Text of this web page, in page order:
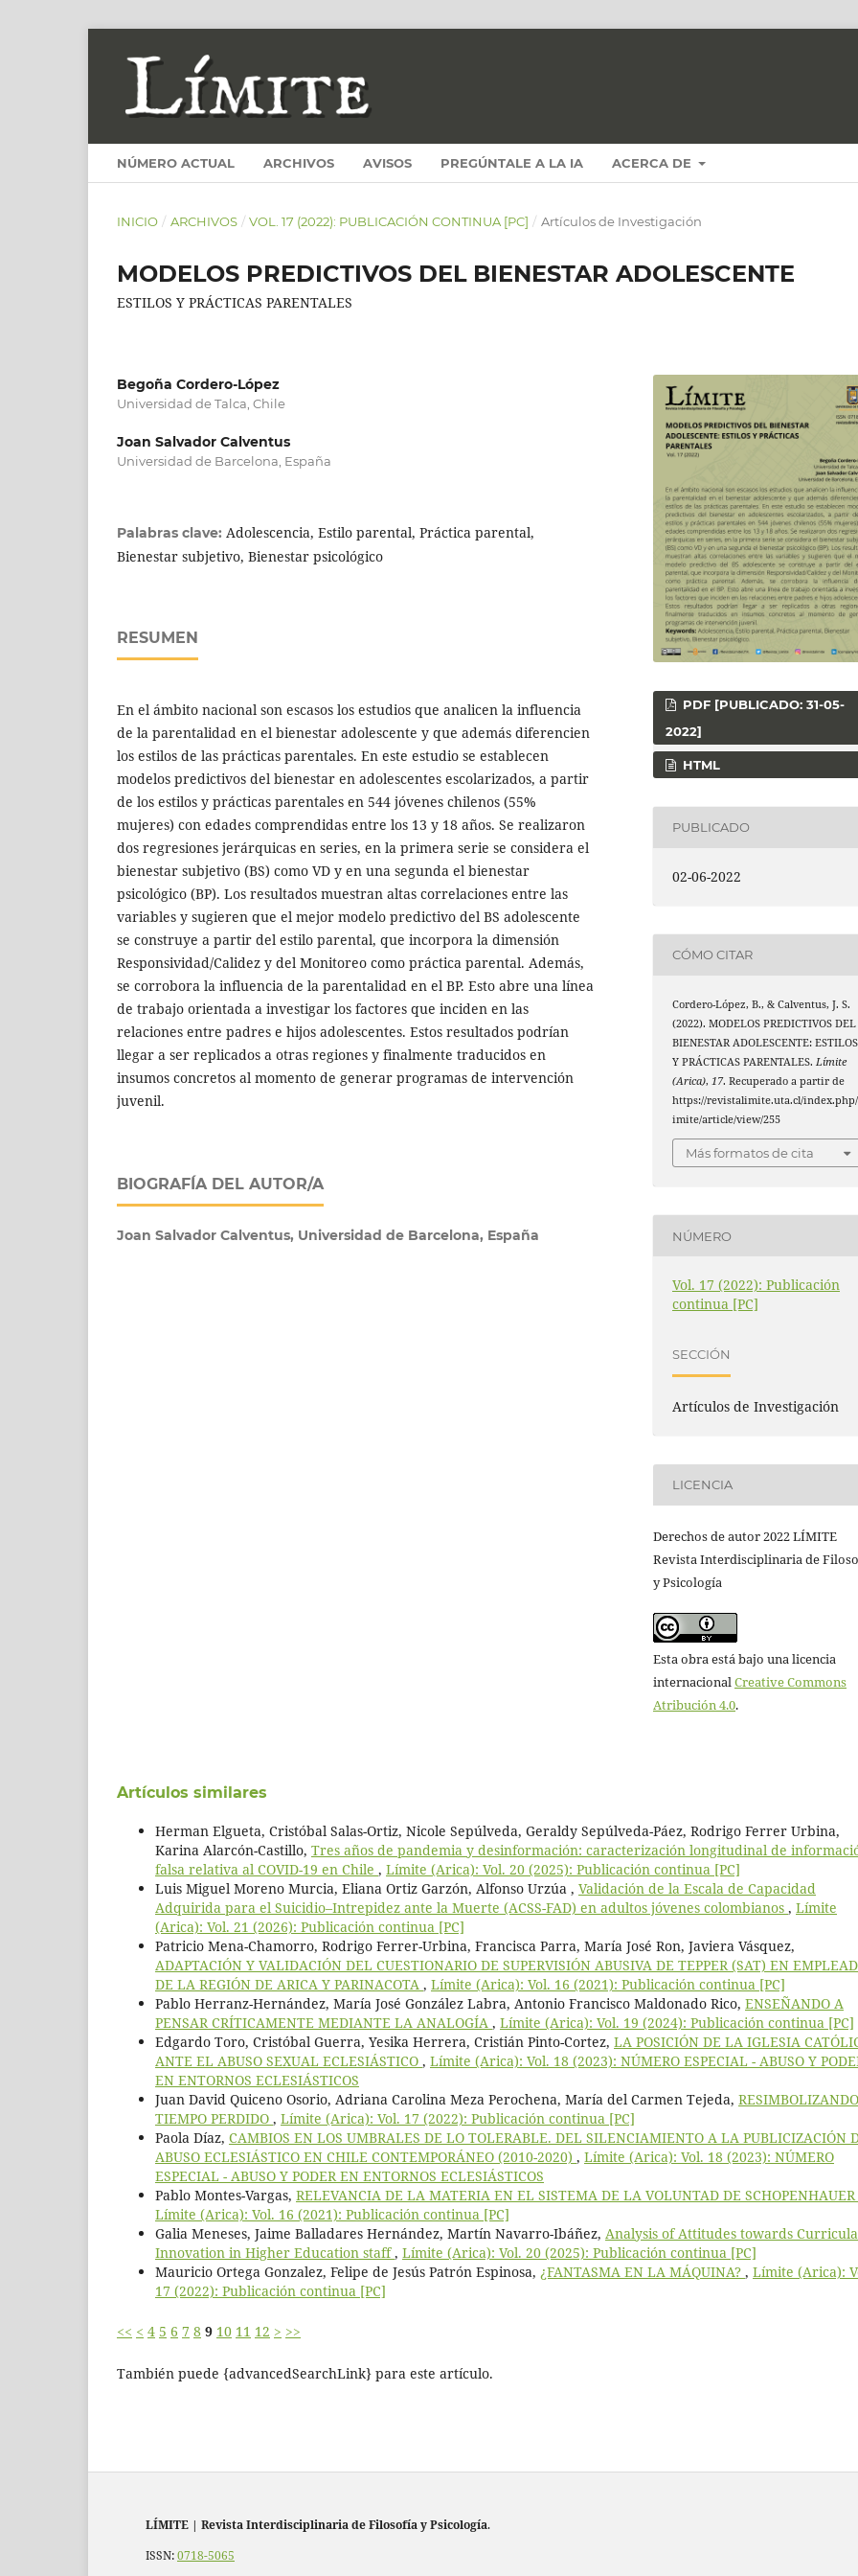
NÚMERO ACTUAL ARCHIVOS AVISOS PREGÚNTALE A LA IA ACERCA DE
INICIO / ARCHIVOS / VOL. 17 (2022): PUBLICACIÓN CONTINUA [PC] / Artículos de Investigación
MODELOS PREDICTIVOS DEL BIENESTAR ADOLESCENTE
ESTILOS Y PRÁCTICAS PARENTALES
Begoña Cordero-López
Universidad de Talca, Chile
Joan Salvador Calventus
Universidad de Barcelona, España
Palabras clave: Adolescencia, Estilo parental, Práctica parental,
Bienestar subjetivo, Bienestar psicológico
RESUMEN
En el ámbito nacional son escasos los estudios que analicen la influencia
de la parentalidad en el bienestar adolescente y que además diferencien
los estilos de las prácticas parentales. En este estudio se establecen
modelos predictivos del bienestar en adolescentes escolarizados, a partir
de los estilos y prácticas parentales en 544 jóvenes chilenos (55%
mujeres) con edades comprendidas entre los 13 y 18 años. Se realizaron
dos regresiones jerárquicas en series, en la primera serie se considera el
bienestar subjetivo (BS) como VD y en una segunda el bienestar
psicológico (BP). Los resultados muestran altas correlaciones entre las
variables y sugieren que el mejor modelo predictivo del BS adolescente
se construye a partir del estilo parental, que incorpora la dimensión
Responsividad/Calidez y del Monitoreo como práctica parental. Además,
se corrobora la influencia de la parentalidad en el BP. Esto abre una línea
de trabajo orientada a investigar los factores que inciden en las
relaciones entre padres e hijos adolescentes. Estos resultados podrían
llegar a ser replicados a otras regiones y finalmente traducidos en
insumos concretos al momento de generar programas de intervención
juvenil.
BIOGRAFÍA DEL AUTOR/A
Joan Salvador Calventus, Universidad de Barcelona, España
PDF [PUBLICADO: 31-05-
2022]
HTML
PUBLICADO
02-06-2022
CÓMO CITAR
Cordero-López, B., & Calventus, J. S.
(2022). MODELOS PREDICTIVOS DEL
BIENESTAR ADOLESCENTE: ESTILOS
Y PRÁCTICAS PARENTALES.Límite
(Arica),17. Recuperado a partir de
https://revistalimite.uta.cl/
imite/article/view/255
Más formatos de cita
NÚMERO
Vol. 17 (2022): Publicación
continua [PC]
SECCIÓN
Artículos de Investigación
LICENCIA
Derechos de autor 2022 LÍMITE
Revista Interdisciplinaria de
y Psicología
Esta obra está bajo una licencia
internacional Creative Commons
Atribución 4.0.
Artículos similares
Herman Elgueta, Cristóbal Salas-Ortiz, Nicole Sepúlveda, Geraldy Sepúlveda-Páez, Rodrigo Ferrer Urbina,
Karina Alarcón-Castillo, Tres años de pandemia y desinformación: caracterización longitudinal de
falsa relativa al COVID-19 en Chile , Límite (Arica): Vol. 20 (2025): Publicación continua [PC]
Luis Miguel Moreno Murcia, Eliana Ortiz Garzón, Alfonso Urzúa , Validación de la Escala de Capacidad
Adquirida para el Suicidio–Intrepidez ante la Muerte (ACSS-FAD) en adultos jóvenes colombianos , Límite
(Arica): Vol. 21 (2026): Publicación continua [PC]
Patricio Mena-Chamorro, Rodrigo Ferrer-Urbina, Francisca Parra, María José Ron, Javiera Vásquez,
ADAPTACIÓN Y VALIDACIÓN DEL CUESTIONARIO DE SUPERVISIÓN ABUSIVA DE TEPPER (SAT) EN
DE LA REGIÓN DE ARICA Y PARINACOTA , Límite (Arica): Vol. 16 (2021): Publicación continua [PC]
Pablo Herranz-Hernández, María José González Labra, Antonio Francisco Maldonado Rico, ENSEÑANDO A
PENSAR CRÍTICAMENTE MEDIANTE LA ANALOGÍA , Límite (Arica): Vol. 19 (2024): Publicación continua [PC]
Edgardo Toro, Cristóbal Guerra, Yesika Herrera, Cristián Pinto-Cortez, LA POSICIÓN DE LA IGLESIA
ANTE EL ABUSO SEXUAL ECLESIÁSTICO , Límite (Arica): Vol. 18 (2023): NÚMERO ESPECIAL - ABUSO Y
EN ENTORNOS ECLESIÁSTICOS
Juan David Quiceno Osorio, Adriana Carolina Meza Perochena, María del Carmen Tejeda,
TIEMPO PERDIDO , Límite (Arica): Vol. 17 (2022): Publicación continua [PC]
Paola Díaz, CAMBIOS EN LOS UMBRALES DE LO TOLERABLE. DEL SILENCIAMIENTO A LA PUBLICIZACIÓN
ABUSO ECLESIÁSTICO EN CHILE CONTEMPORÁNEO (2010-2020) , Límite (Arica): Vol. 18 (2023): NÚMERO
ESPECIAL - ABUSO Y PODER EN ENTORNOS ECLESIÁSTICOS
Pablo Montes-Vargas, RELEVANCIA DE LA MATERIA EN EL SISTEMA DE LA VOLUNTAD DE SCHOPENHAUER
Límite (Arica): Vol. 16 (2021): Publicación continua [PC]
Galia Meneses, Jaime Balladares Hernández, Martín Navarro-Ibáñez, Analysis of Attitudes towards
Innovation in Higher Education staff, Límite (Arica): Vol. 20 (2025): Publicación continua [PC]
Mauricio Ortega Gonzalez, Felipe de Jesús Patrón Espinosa, ¿FANTASMA EN LA MÁQUINA? , Límite (Arica):
17 (2022): Publicación continua [PC]
<< < 4 5 6 7 8 9 10 11 12 > >>
También puede {advancedSearchLink} para este artículo.
LÍMITE | Revista Interdisciplinaria de Filosofía y Psicología.
ISSN:0718-5065